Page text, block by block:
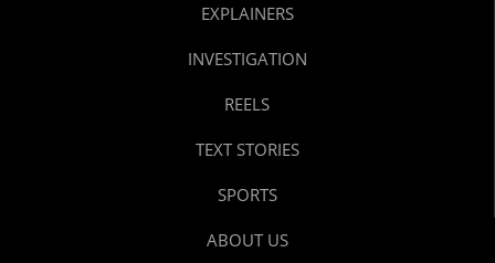
EXPLAINERS
INVESTIGATION
REELS
TEXT STORIES
SPORTS
ABOUT US